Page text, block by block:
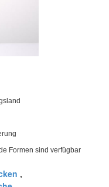
Preis
Lieferung
sind verfügbar
,